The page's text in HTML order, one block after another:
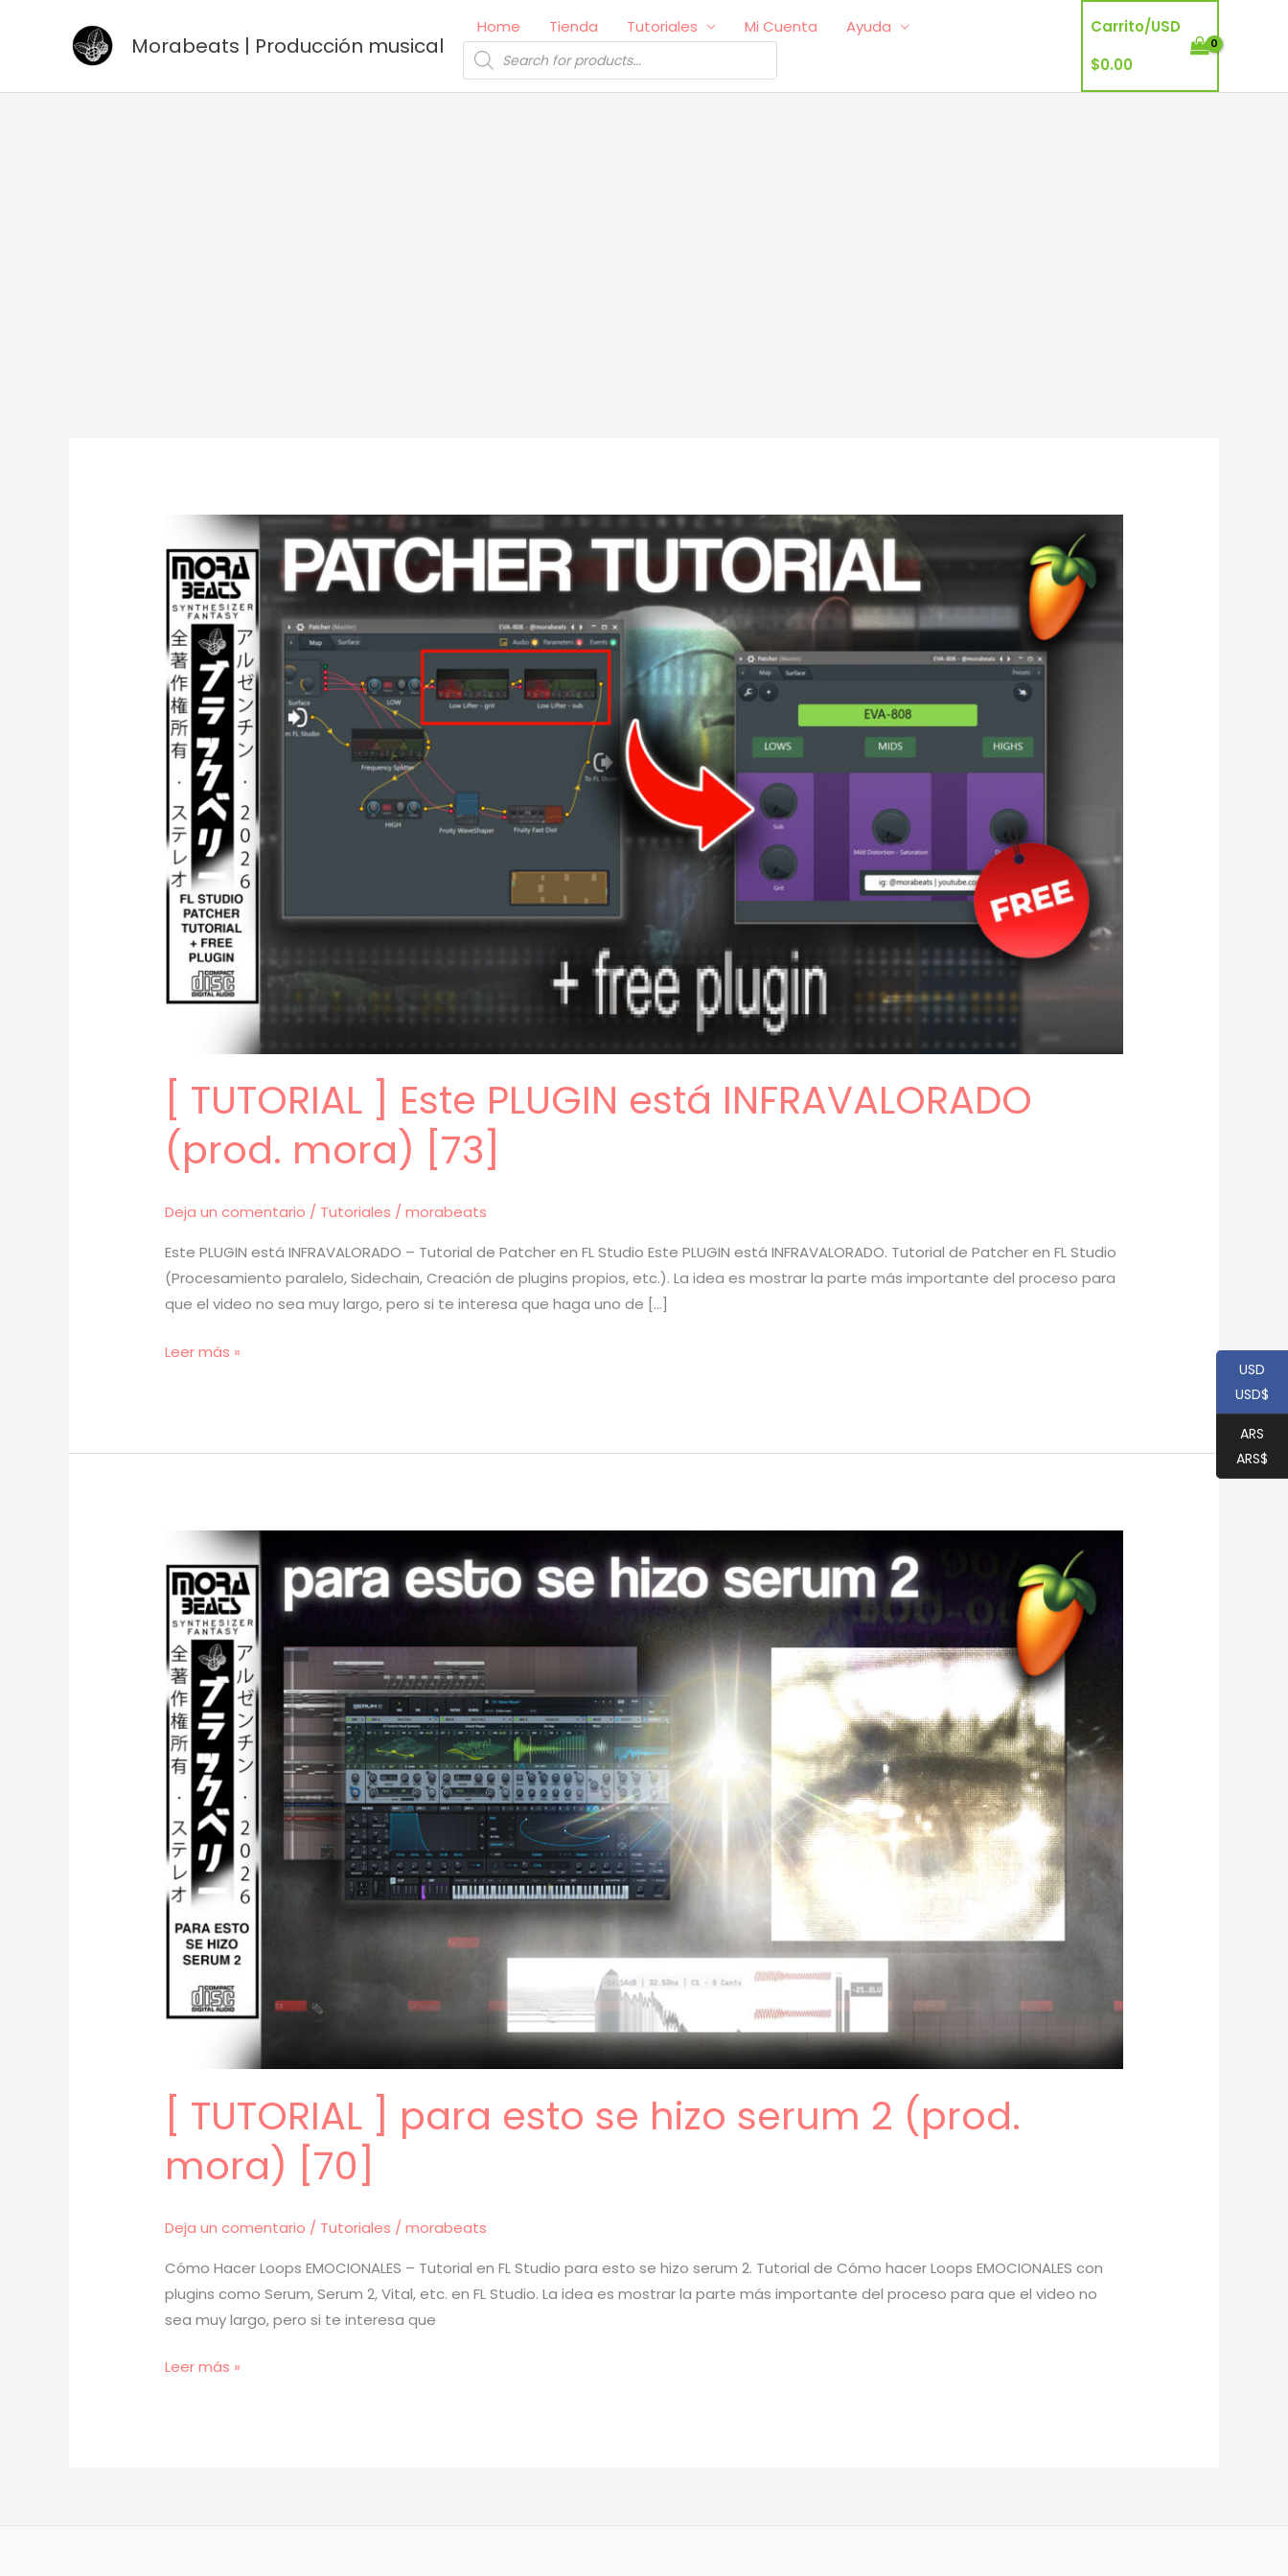
Morabeats | Producción musical
Home Tienda Tutoriales Mi Cuenta
Ayuda
Búsqueda
de
productos
Carrito/USD
$0.00
[ TUTORIAL ] Este PLUGIN está INFRAVALORADO
(prod. mora) [73]
Deja un comentario / Tutoriales /morabeats
Este PLUGIN está INFRAVALORADO – Tutorial de Patcher en FL Studio Este PLUGIN está INFRAVALORADO. Tutorial de Patcher en FL Studio
(Procesamiento paralelo, Sidechain, Creación de plugins propios, etc.). La idea es mostrar la parte más importante del proceso para
que el video no sea muy largo, pero si te interesa que haga uno de […]
[
PLUGIN
(prod.
[73]
Leer más »
[ TUTORIAL ] para esto se hizo serum 2 (prod.
mora) [70]
Deja un comentario / Tutoriales /morabeats
Cómo Hacer Loops EMOCIONALES – Tutorial en FL Studio para esto se hizo serum 2. Tutorial de Cómo hacer Loops EMOCIONALES con
plugins como Serum, Serum 2, Vital, etc. en FL Studio. La idea es mostrar la parte más importante del proceso para que el video no
sea muy largo, pero si te interesa que
[Leer más »
USD
USD$
ARS
ARS$